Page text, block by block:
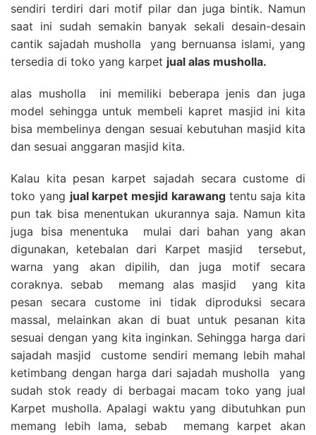
sendiri terdiri dari motif pilar dan juga bintik. Namun
saat ini sudah semakin banyak sekali desain-desain
cantik sajadah musholla yang bernuansa islami, yang
tersedia di toko yang karpet jual alas musholla.
alas musholla ini memiliki beberapa jenis dan juga
model sehingga untuk membeli kapret masjid ini kita
bisa membelinya dengan sesuai kebutuhan masjid kita
dan sesuai anggaran masjid kita.
Kalau kita pesan karpet sajadah secara custome di
toko yang jual karpet mesjid karawang tentu saja kita
pun tak bisa menentukan ukurannya saja. Namun kita
juga bisa menentuka mulai dari bahan yang akan
digunakan, ketebalan dari Karpet masjid tersebut,
warna yang akan dipilih, dan juga motif secara
coraknya. sebab memang alas masjid yang kita
pesan secara custome ini tidak diproduksi secara
massal, melainkan akan di buat untuk pesanan kita
sesuai dengan yang kita inginkan. Sehingga harga dari
sajadah masjid custome sendiri memang lebih mahal
ketimbang dengan harga dari sajadah musholla yang
sudah stok ready di berbagai macam toko yang jual
Karpet musholla. Apalagi waktu yang dibutuhkan pun
memang lebih lama, sebab memang karpet akan